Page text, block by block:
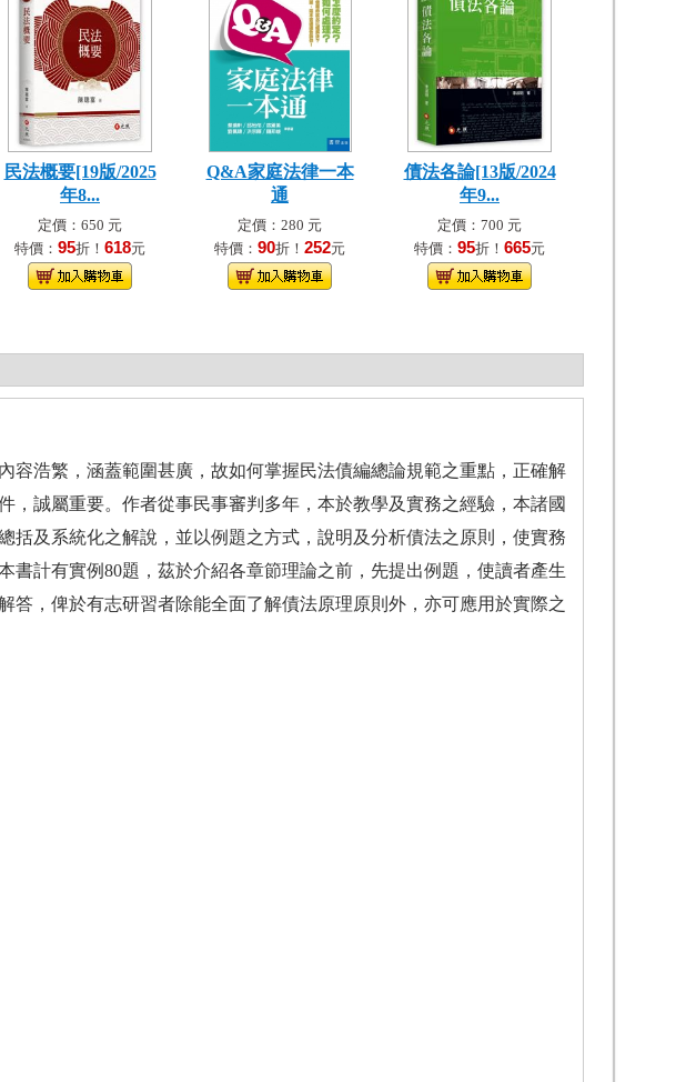
民法概要[19版/2025
年8...
定價：650 元
特價： 95折！ 618元
Q&A家庭法律一本
通
定價：280 元
特價： 90折！ 252元
債法各論[13版/2024
年9...
定價：700 元
特價： 95折！ 665元
容浩繁，涵蓋範圍甚廣，故如何掌握民法債編總論規範之重點，正確解
，誠屬重要。作者從事民事審判多年，本於教學及實務之經驗，本諸國
括及系統化之解說，並以例題之方式，說明及分析債法之原則，使實務
書計有實例80題，茲於介紹各章節理論之前，先提出例題，使讀者產生
答，俾於有志研習者除能全面了解債法原理原則外，亦可應用於實際之